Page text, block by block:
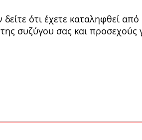
ότι έχετε καταληφθεί
συζύγου σας και προσεχούς